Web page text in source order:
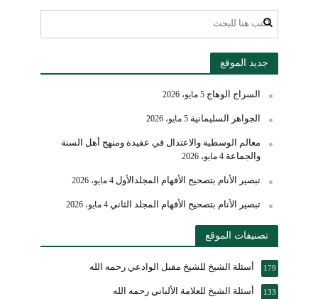
جديد الموقع
السراج الوهاج 5 مايو، 2026
الجواهر السليمانية 5 مايو، 2026
معالم الوسطية والاعتدال في عقيدة ومنهج أهل السنة
والجماعة 4 مايو، 2026
تبصير الأنام بتصحيح الأفهام المجلدالأول 4 مايو، 2026
تبصير الأنام بتصحيح الأفهام المجلد الثاني 4 مايو، 2026
تصنيفات الموقع
أسئلة الشيخ للشيخ مقبل الوادعي رحمه الله 179
أسئلة الشيخ للعلامة الألباني رحمه الله 133